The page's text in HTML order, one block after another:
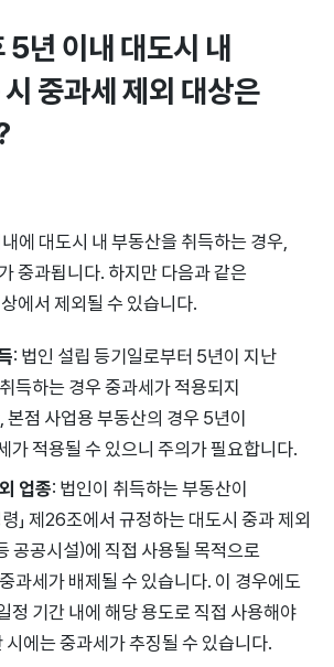
5년 이내 대도시 내
중과세 제외 대상은
에 대도시 내 부동산을 취득하는 경우,
중과됩니다. 하지만 다음과 같은
에서 제외될 수 있습니다.
: 법인 설립 등기일로부터 5년이 지난
득하는 경우 중과세가 적용되지
본점 사업용 부동산의 경우 5년이
가 적용될 수 있으니 주의가 필요합니다.
업종: 법인이 취득하는 부동산이
」 제26조에서 규정하는 대도시 중과 제외
공공시설)에 직접 사용될 목적으로
과세가 배제될 수 있습니다. 이 경우에도
정 기간 내에 해당 용도로 직접 사용해야
시에는 중과세가 추징될 수 있습니다.